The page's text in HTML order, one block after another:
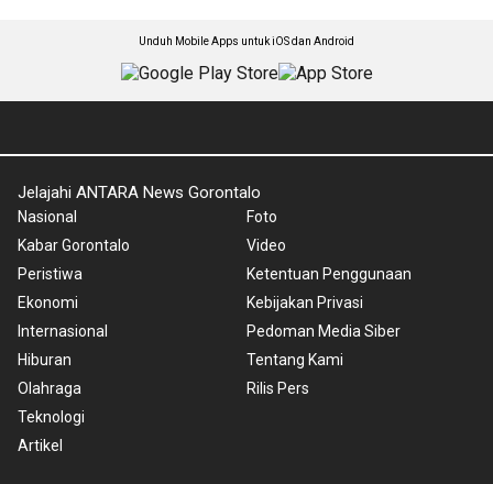
Unduh Mobile Apps untuk iOS dan Android
Jelajahi ANTARA News Gorontalo
Nasional
Kabar Gorontalo
Peristiwa
Ekonomi
Internasional
Hiburan
Olahraga
Teknologi
Artikel
Foto
Video
Ketentuan Penggunaan
Kebijakan Privasi
Pedoman Media Siber
Tentang Kami
Rilis Pers